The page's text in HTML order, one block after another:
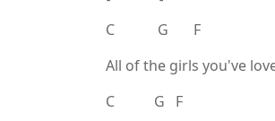
C G F
All of the girls you've
C G F